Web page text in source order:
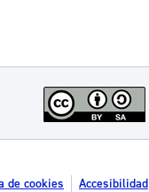
de cookies Accesibilidad